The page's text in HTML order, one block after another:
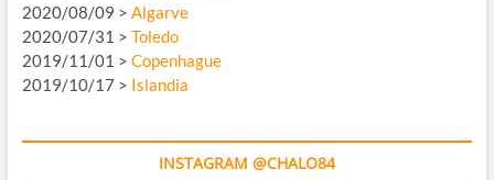
2020/08/09 > Algarve
2020/07/31 > Toledo
2019/11/01 > Copenhague
2019/10/17 > Islandia
INSTAGRAM @CHALO84